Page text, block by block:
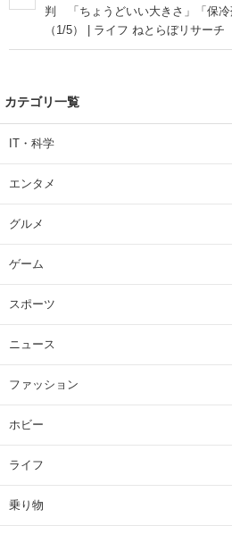
判 「ちょうどいい大きさ」「保冷
（1/5） | ライフ ねとらぼリサーチ
カテゴリ一覧
IT・科学
エンタメ
グルメ
ゲーム
スポーツ
ニュース
ファッション
ホビー
ライフ
乗り物